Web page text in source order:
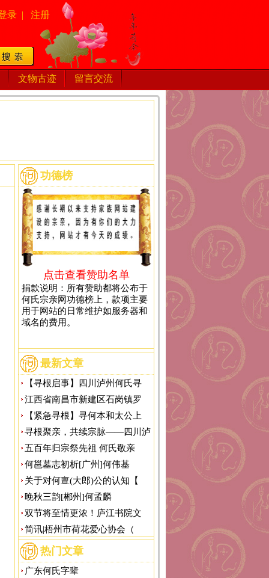
录 | 注册
文物古迹 留言交流
功德榜
点击查看赞助名单
捐款说明：所有赞助都将公布于
何氏宗亲网功德榜上，款项主要
用于网站的日常维护如服务器和
域名的费用。
最新文章
【寻根启事】四川泸州何氏寻
江西省南昌市新建区石岗镇罗
【紧急寻根】寻何本和太公上
寻根聚亲，共续宗脉——四川泸
五百年归宗祭先祖 何氏敬亲
何邕墓志初析[广州]何伟基
关于对何亶(大郎)公的认知【
晚秋三韵[郴州]何孟麟
双节将至情更浓！庐江书院文
简讯|梧州市荷花爱心协会（
热门文章
广东何氏字辈